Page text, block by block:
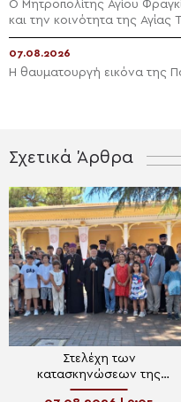
Ο Μητροπολίτης Αγίου
και την κοινότητα της Αγίας
07.08.2026
Η θαυματουργή εικόνα της
Σχετικά Άρθρα
Στελέχη των
κατασκηνώσεων της
Μητρόπολης